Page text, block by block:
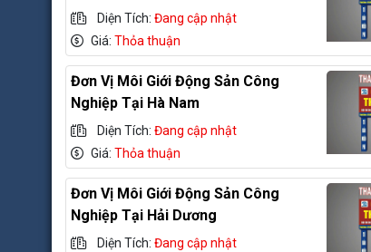
Diện Tích: Đang cập nhật
Giá: Thỏa thuận
Đơn Vị Môi Giới Động Sản Công
Nghiệp Tại Hà Nam
Diện Tích: Đang cập nhật
Giá: Thỏa thuận
Đơn Vị Môi Giới Động Sản Công
Nghiệp Tại Hải Dương
Diện Tích: Đang cập nhật